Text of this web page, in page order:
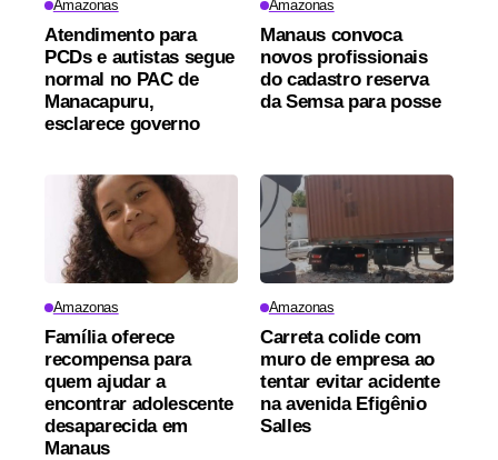
Amazonas
Atendimento para
PCDs e autistas segue
normal no PAC de
Manacapuru,
esclarece governo
Amazonas
Manaus convoca
novos profissionais
do cadastro reserva
da Semsa para posse
Amazonas
Família oferece
recompensa para
quem ajudar a
encontrar adolescente
desaparecida em
Manaus
Amazonas
Carreta colide com
muro de empresa ao
tentar evitar acidente
na avenida Efigênio
Salles